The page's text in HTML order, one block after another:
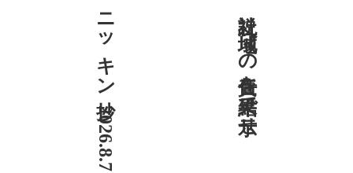
ニッキン抄 2026.8.7 社説 地域への責任を結果で示せ